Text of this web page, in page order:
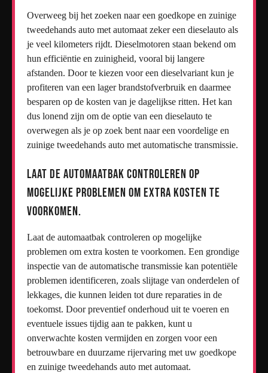
Overweeg bij het zoeken naar een goedkope en zuinige
tweedehands auto met automaat zeker een dieselauto als
je veel kilometers rijdt. Dieselmotoren staan bekend om
hun efficiëntie en zuinigheid, vooral bij langere
afstanden. Door te kiezen voor een dieselvariant kun je
profiteren van een lager brandstofverbruik en daarmee
besparen op de kosten van je dagelijkse ritten. Het kan
dus lonend zijn om de optie van een dieselauto te
overwegen als je op zoek bent naar een voordelige en
zuinige tweedehands auto met automatische transmissie.
Laat de automaatbak controleren op
mogelijke problemen om extra kosten te
voorkomen.
Laat de automaatbak controleren op mogelijke
problemen om extra kosten te voorkomen. Een grondige
inspectie van de automatische transmissie kan potentiële
problemen identificeren, zoals slijtage van onderdelen of
lekkages, die kunnen leiden tot dure reparaties in de
toekomst. Door preventief onderhoud uit te voeren en
eventuele issues tijdig aan te pakken, kunt u
onverwachte kosten vermijden en zorgen voor een
betrouwbare en duurzame rijervaring met uw goedkope
en zuinige tweedehands auto met automaat.